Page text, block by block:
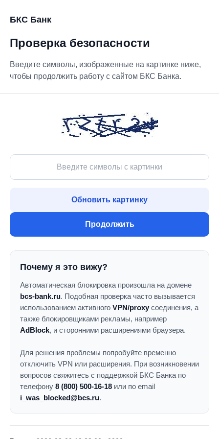
БКС Банк
Проверка безопасности
Введите символы, изображенные на картинке ниже,
чтобы продолжить работу с сайтом БКС Банка.
Обновить картинку
Продолжить
Почему я это вижу?
Автоматическая блокировка произошла на домене
bcs-bank.ru. Подобная проверка часто вызывается
использованием активного VPN/proxy соединения, а
также блокировщиками рекламы, например
AdBlock, и сторонними расширениями браузера.
Для решения проблемы попробуйте временно
отключить VPN или расширения. При возникновении
вопросов свяжитесь с поддержкой БКС Банка по
телефону 8 (800) 500-16-18 или по email
i_was_blocked@bcs.ru.